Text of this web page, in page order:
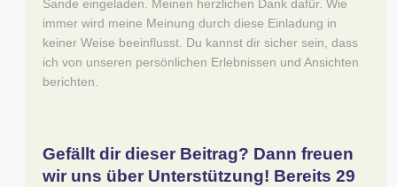
Sande eingeladen. Meinen herzlichen Dank dafür. Wie
immer wird meine Meinung durch diese Einladung in
keiner Weise beeinflusst. Du kannst dir sicher sein, dass
ich von unseren persönlichen Erlebnissen und Ansichten
berichten.
Gefällt dir dieser Beitrag? Dann freuen
wir uns über Unterstützung! Bereits 29